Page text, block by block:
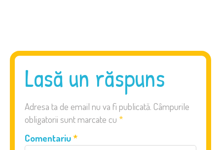
Lasă un răspuns
Adresa ta de email nu va fi publicată. Câmpurile
obligatorii sunt marcate cu *
Comentariu *